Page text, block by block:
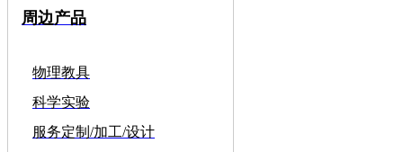
周边产品
物理教具
科学实验
服务定制/加工/设计